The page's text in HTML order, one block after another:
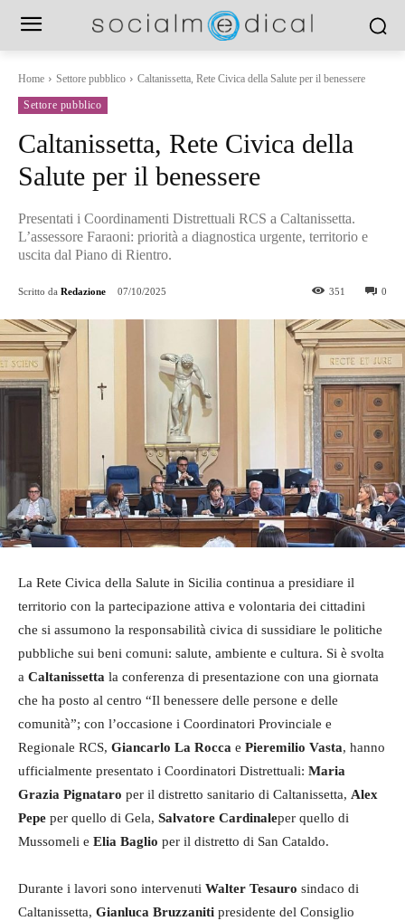
Home Settore pubblico Caltanissetta, Rete Civica della Salute per il benessere
Settore pubblico
Caltanissetta, Rete Civica della
Salute per il benessere
Presentati i Coordinamenti Distrettuali RCS a Caltanissetta.
L’assessore Faraoni: priorità a diagnostica urgente, territorio e
uscita dal Piano di Rientro.
Scritto da Redazione 07/10/2025 0
351
La Rete Civica della Salute in Sicilia continua a presidiare il
territorio con la partecipazione attiva e volontaria dei cittadini
che si assumono la responsabilità civica di sussidiare le politiche
pubbliche sui beni comuni: salute, ambiente e cultura. Si è svolta
a Caltanissetta la conferenza di presentazione con una giornata
che ha posto al centro “Il benessere delle persone e delle
comunità”; con l’occasione i Coordinatori Provinciale e
Regionale RCS, Giancarlo La Rocca e Pieremilio Vasta, hanno
ufficialmente presentato i Coordinatori Distrettuali: Maria
Grazia Pignataro per il distretto sanitario di Caltanissetta, Alex
Pepe per quello di Gela, Salvatore Cardinaleper quello di
Mussomeli e Elia Baglio per il distretto di San Cataldo.
Durante i lavori sono intervenuti Walter Tesauro sindaco di
Caltanissetta, Gianluca Bruzzaniti presidente del Consiglio